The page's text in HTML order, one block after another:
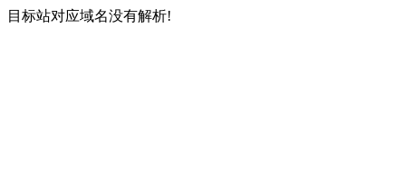
目标站对应域名没有解析!